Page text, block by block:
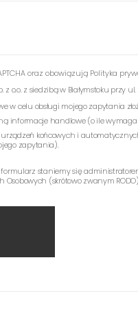
oraz obowiązują Polityka
o.o. z siedzibą w Białymstoku przy ul.
w celu obsługi mojego zapytania
informacje handlowe (o ile
końcowych i
zapytania).
staniemy się
Osobowych (skrótowo zwanym